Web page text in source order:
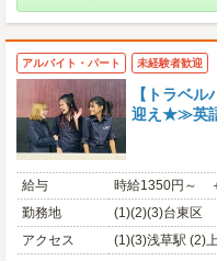
アルバイト・パート 未経験者歓迎
【トラベ
迎え★≫英
給与
時給1350円～
勤務地
(1)(2)(3)台東区
アクセス
(1)(3)浅草駅 (2)